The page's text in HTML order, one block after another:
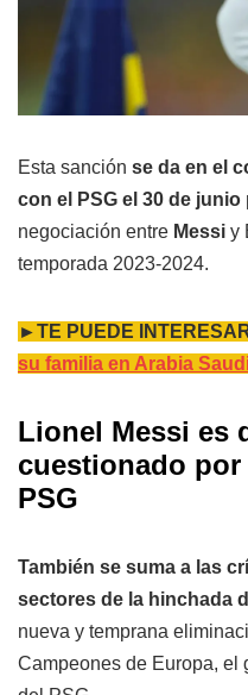
Esta sanción se da en el
con el PSG el 30 de junio
negociación entre Messi y
temporada 2023-2024.
►TE PUEDE
su familia en Arabia
Lionel Messi es
cuestionado
PSG
También se suma a las
sectores de la hinchada
nueva y temprana
Campeones de Europa, el